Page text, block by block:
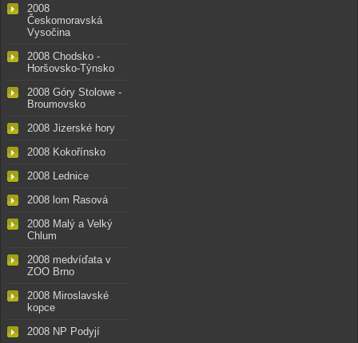
2008
Českomoravská
Vysočina
2008 Chodsko -
Horšovsko-Týnsko
2008 Góry Stolowe -
Broumovsko
2008 Jizerské hory
2008 Kokořínsko
2008 Lednice
2008 lom Rasová
2008 Malý a Velký
Chlum
2008 medvíďata v
ZOO Brno
2008 Miroslavské
kopce
2008 NP Podyjí